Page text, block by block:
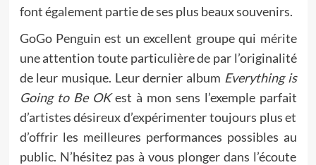
font également partie de ses plus beaux souvenirs.
GoGo Penguin est un excellent groupe qui mérite
une attention toute particulière de par l’originalité
de leur musique. Leur dernier album Everything is
Going to Be OKest à mon sens l’exemple parfait
d’artistes désireux d’expérimenter toujours plus et
d’offrir les meilleures performances possibles au
public. N’hésitez pas à vous plonger dans l’écoute